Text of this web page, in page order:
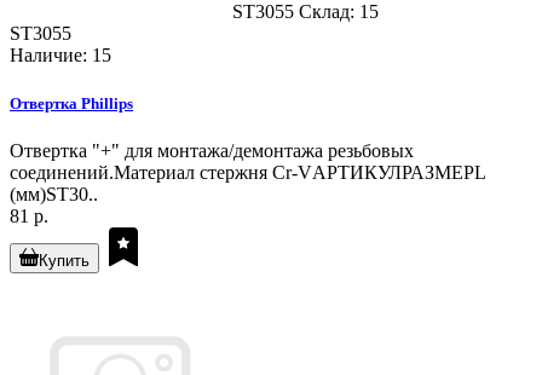
ST3055 Склад: 15
ST3055
Наличие: 15
Отвертка Phillips
Отвертка "+" для монтажа/демонтажа резьбовых
соединений.Материал стержня Cr-VАРТИКУЛРАЗМЕРL
(мм)ST30..
81 р.
Купить